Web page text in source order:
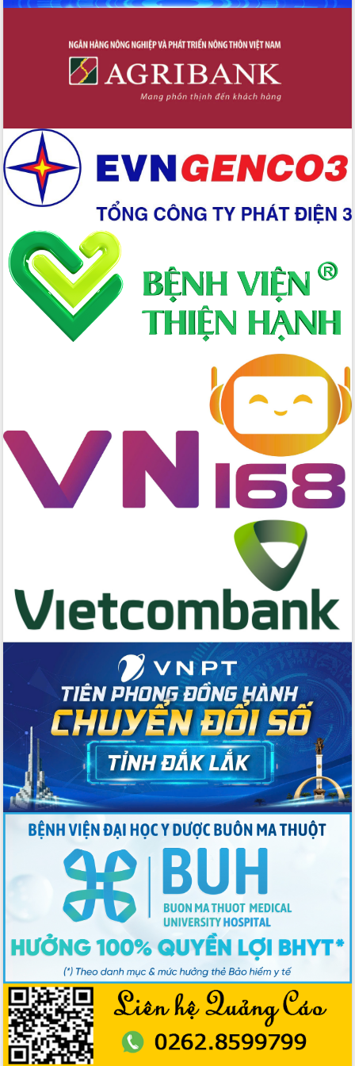
hành cùng nông dân dân, doanh nghiệp
Giai đoạn 2026-2030, Đắk Lắk phấn
đấu có 77% xã đạt chuẩn nông thôn
Triển khai đồng bộ đo đạc, lập hồ sơ
địa chính, hoàn thiện cơ sở dữ liệu đất
đai
Ứng dụng sinh trắc học - Bước tiến
trong hành trình chuyển đổi số tại Đắk
Đắk Lắk nâng cao hiệu quả công tác
Đảng từ Sổ tay đảng viên điện tử
Đắk Lắk đẩy mạnh nuôi biển công
nghệ, hướng tới phát triển thủy sản
bền vững
Tập huấn nâng cao năng lực triển khai
Đẩy mạnh cải cách hành chính, quyết
tâm đạt được mục tiêu tăng trưởng
hai con số trong năm 2026
Tổ chức trang trọng Lễ hội Đền thờ
Lương Văn Chánh năm 2026
số y tế tại Đắk Lắk
Chuyển đổi số thư viện: Mở rộng
không gian tri thức trong thời đại số
Đánh giá, rút kinh nghiệm công tác tổ
chức diễn tập trước ngày bầu cử
Chương trình “Gặp gỡ hữu nghị –
Friendship Meeting New Year 2026”
Bầu cử Quốc hội và HĐND: Cử tri Đắk
Lắk gửi gắm niềm tin, kỳ vọng vào lá
phiếu
Đắk Lắk sẵn sàng các điều kiện cho
Ngày hội bầu cử đại biểu Quốc hội
khóa XVI và HĐND các cấp nhiệm kỳ
2026-2031
Đảm bảo cuộc bầu cử đại biểu Quốc
hội và đại biểu HĐND các cấp diễn ra
an toàn, hiệu quả, đúng quy định
Thủ tướng Chính phủ Phạm Minh Chính
kiểm tra, chỉ đạo hoàn thành các dự
án cao tốc và thăm khu tái định cư tại
Đắk Lắk
Sôi nổi Hội đua ngựa truyền thống Gò
Thì Thùng mừng Xuân Bính Ngọ 2026
Lãnh đạo tỉnh dâng hương tưởng niệm
tại Đập Đồng Cam đầu Xuân Bính Ngọ
Ngành nông nghiệp phấn đấu tăng
trưởng đạt 5,86% trong năm 2026
UBND tỉnh Đắk Lắk triển khai công tác